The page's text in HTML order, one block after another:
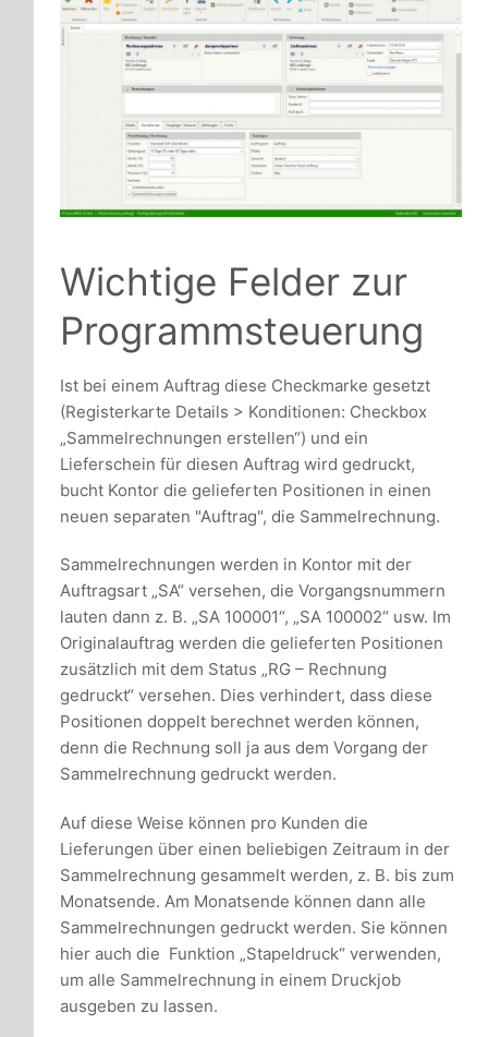
Wichtige Felder zur
Programmsteuerung
Ist bei einem Auftrag diese Checkmarke gesetzt
(Registerkarte Details > Konditionen: Checkbox
„Sammelrechnungen erstellen“) und ein
Lieferschein für diesen Auftrag wird gedruckt,
bucht Kontor die gelieferten Positionen in einen
neuen separaten "Auftrag", die Sammelrechnung.
Sammelrechnungen werden in Kontor mit der
Auftragsart „SA“ versehen, die Vorgangsnummern
lauten dann z. B. „SA 100001“, „SA 100002“ usw. Im
Originalauftrag werden die gelieferten Positionen
zusätzlich mit dem Status „RG – Rechnung
gedruckt“ versehen. Dies verhindert, dass diese
Positionen doppelt berechnet werden können,
denn die Rechnung soll ja aus dem Vorgang der
Sammelrechnung gedruckt werden.
Auf diese Weise können pro Kunden die
Lieferungen über einen beliebigen Zeitraum in der
Sammelrechnung gesammelt werden, z. B. bis zum
Monatsende. Am Monatsende können dann alle
Sammelrechnungen gedruckt werden. Sie können
hier auch die Funktion „Stapeldruck“ verwenden,
um alle Sammelrechnung in einem Druckjob
ausgeben zu lassen.